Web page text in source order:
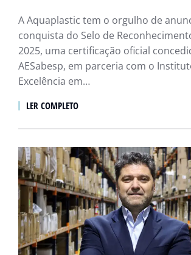
A Aquaplastic tem o orgulho de
conquista do Selo de
2025, uma certificação oficial
AESabesp, em parceria com o
Excelência em…
LER COMPLETO